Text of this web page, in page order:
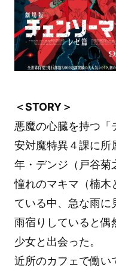
＜STORY＞
悪魔の心臓を持つ「
安対魔特異４課に所
年・デンジ（戸谷菊
憧れのマキマ（楠木
ている中、急な雨に
雨宿りしていると偶
少女と出会った。
近所のカフェで働い